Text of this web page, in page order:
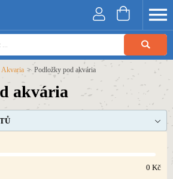
Akvaria > Podložky pod akvária
akvária
0 Kč